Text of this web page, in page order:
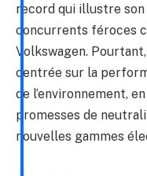
record qui illustre son
concurrents féroces
Volkswagen.
centrée sur la
de l’environnement,
promesses de
nouvelles gammes